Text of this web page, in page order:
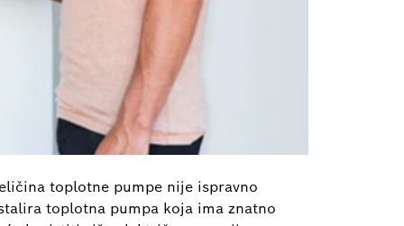
toplotne pumpe nije ispravno
toplotna pumpa koja ima znatno